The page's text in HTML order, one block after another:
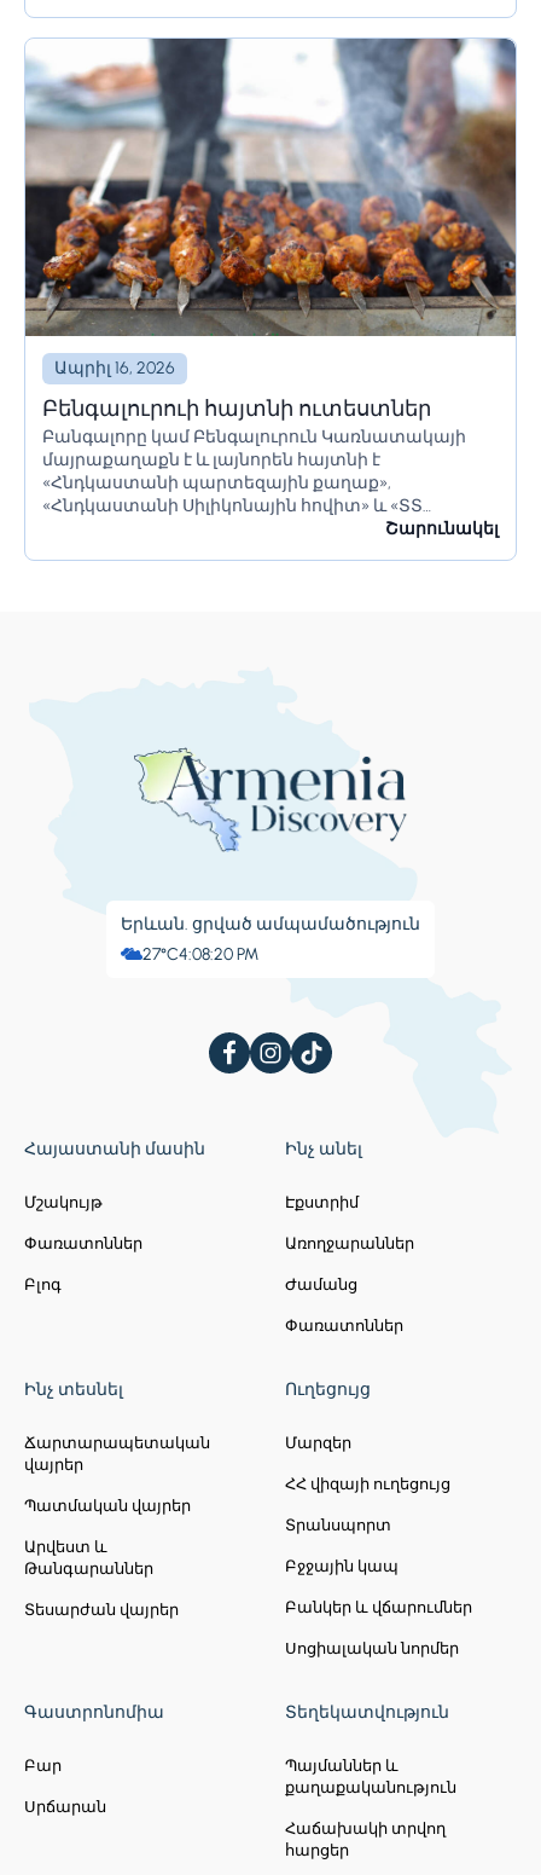
Ապրիլ 16, 2026
Բենգալուրուի հայտնի ուտեստներ
Բանգալորը կամ Բենգալուրուն Կառնատակայի
մայրաքաղաքն է և լայնորեն հայտնի է
«Հնդկաստանի պարտեզային քաղաք»,
«Հնդկաստանի Սիլիկոնային հովիտ» և «ՏՏ
կենտրոն» անուններով։ Այն ունի հսկայականՇարունակել
Երևան. ցրված ամպամածություն
27°C4:08:20 PM
Հայաստանի մասին
Մշակույթ
Փառատոններ
Բլոգ
Ինչ անել
Էքստրիմ
Առողջարաններ
Ժամանց
Փառատոններ
Ինչ տեսնել
Ճարտարապետական
վայրեր
Պատմական վայրեր
Արվեստ և
Թանգարաններ
Տեսարժան վայրեր
Ուղեցույց
Մարզեր
ՀՀ վիզայի ուղեցույց
Տրանսպորտ
Բջջային կապ
Բանկեր և վճարումներ
Սոցիալական նորմեր
Գաստրոնոմիա
Բար
Սրճարան
Տեղեկատվություն
Պայմաններ և
քաղաքականություն
Հաճախակի տրվող
հարցեր